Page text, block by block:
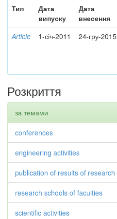
Тип
Дата
випуску
Дата
внесення
Article 1-січ-2011 24-гру-2015
Розкриття
за темами
conferences
engineering activities
publication of results of research
research schools of faculties
scientific activities